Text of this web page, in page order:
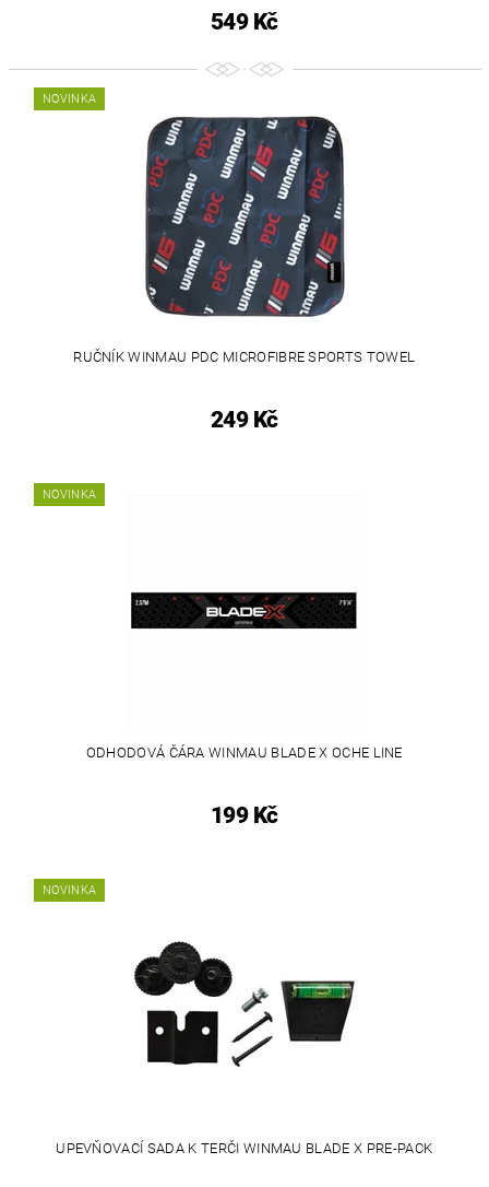
549 Kč
NOVINKA
RUČNÍK WINMAU PDC MICROFIBRE SPORTS TOWEL
249 Kč
NOVINKA
ODHODOVÁ ČÁRA WINMAU BLADE X OCHE LINE
199 Kč
NOVINKA
UPEVŇOVACÍ SADA K TERČI WINMAU BLADE X PRE-PACK